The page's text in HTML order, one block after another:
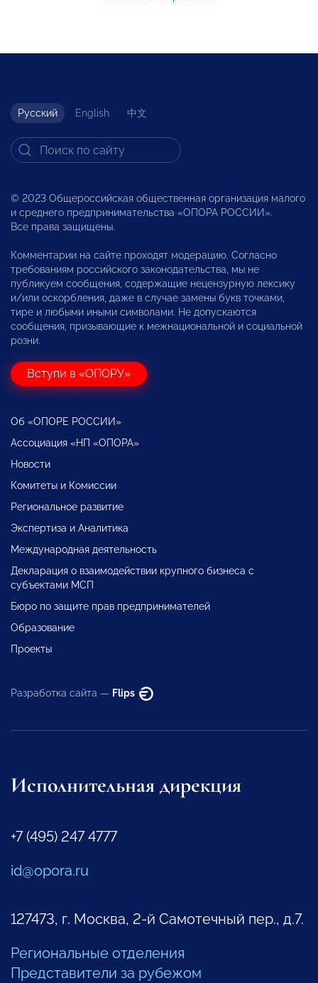
Русский English 中文
© 2023 Общероссийская общественная организация малого
и среднего предпринимательства «ОПОРА РОССИИ».
Все права защищены.
Комментарии на сайте проходят модерацию. Согласно
требованиям российского законодательства, мы не
публикуем сообщения, содержащие нецензурную лексику
и/или оскорбления, даже в случае замены букв точками,
тире и любыми иными символами. Не допускаются
сообщения, призывающие к межнациональной и социальной
розни.
Вступи в «ОПОРУ»
Об «ОПОРЕ РОССИИ»
Ассоциация «НП «ОПОРА»
Новости
Комитеты и Комиссии
Региональное развитие
Экспертиза и Аналитика
Международная деятельность
Декларация о взаимодействии крупного бизнеса с
субъектами МСП
Бюро по защите прав предпринимателей
Образование
Проекты
Разработка сайта — Flips
Исполнительная дирекция
+7 (495) 247 4777
id@opora.ru
127473, г. Москва, 2-й Самотечный пер., д.7.
Региональные отделения
Представители за рубежом